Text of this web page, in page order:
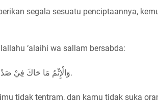
segala sesuatu penciptaannya,
‘alaihi wa sallam bersabda:
وَالْإِثْمُ مَا حَاكَ فِيْ صَدْرِكَ وَكَرِهْتَ أَنْ يَطَّلِعَ عَلَيْهِ النَّاسُ.
tidak tentram, dan kamu tidak suka